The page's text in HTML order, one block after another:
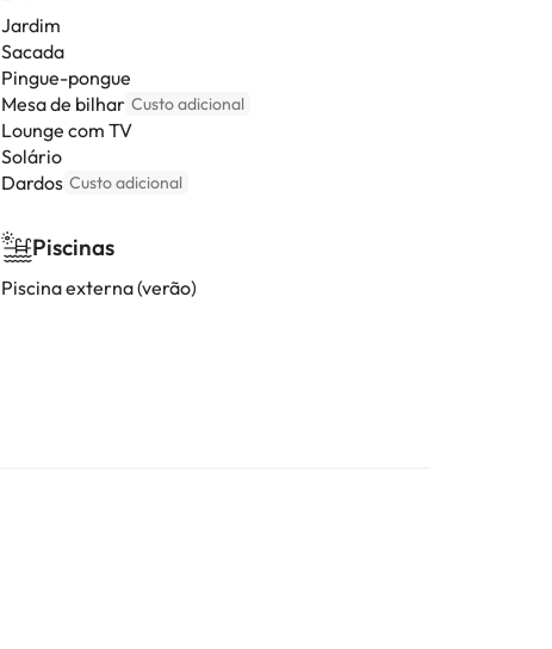
Jardim
Sacada
Pingue-pongue
Mesa de bilhar Custo adicional
Lounge com TV
Solário
Dardos Custo adicional
Piscinas
Piscina externa (verão)